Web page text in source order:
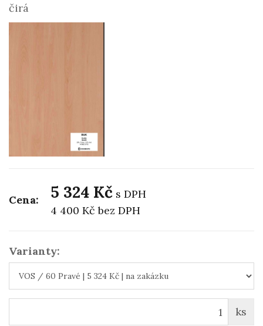
čirá
Cena: 5 324 Kč s DPH
4 400 Kčbez DPH
Varianty:
ks